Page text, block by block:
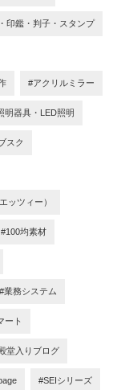
印鑑・判子・スタンプ
#アクリルミラー
明器具・LED照明
スク
ッツィー）
#100均素材
#業務システム
ート
堂入りブログ
#SEIシリーズ